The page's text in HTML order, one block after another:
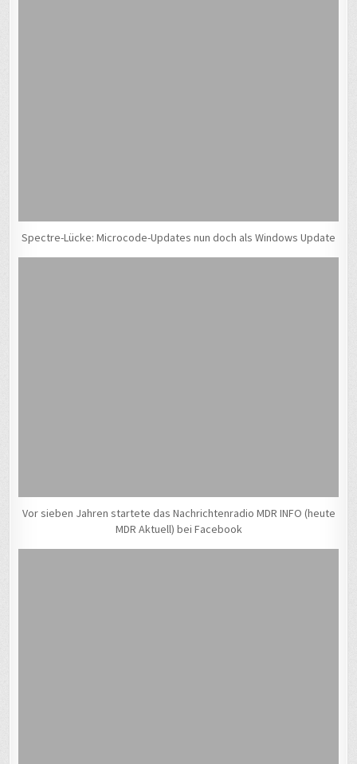
Spectre-Lücke: Microcode-Updates nun doch als Windows Update
Vor sieben Jahren startete das Nachrichtenradio MDR INFO (heute
MDR Aktuell) bei Facebook